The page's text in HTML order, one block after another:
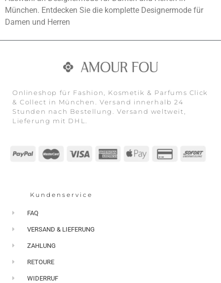
München. Entdecken Sie die komplette Designermode für
Damen und Herren
Onlineshop für Fashion, Kosmetik & Parfums Click
& Collect in München. Versand innerhalb 24
Stunden nach Bestellung. Versand weltweit,
Lieferung mit DHL.
Kundenservice
FAQ
VERSAND & LIEFERUNG
ZAHLUNG
RETOURE
WIDERRUF